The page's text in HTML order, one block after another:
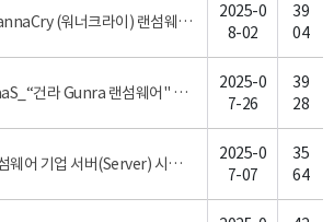
WannaCry (워너크라이) 랜섬웨어 감염 사례 분석과 안티랜섬웨어 대응 방어 전략
2025-0
8-02
39
04
RaaS_“건라 Gunra 랜섬웨어" 화이트디펜더 서비스로 방어
2025-0
7-26
39
28
랜섬웨어 기업 서버(Server) 시스템 공격, 기업이 멈춘다.
2025-0
7-07
35
64